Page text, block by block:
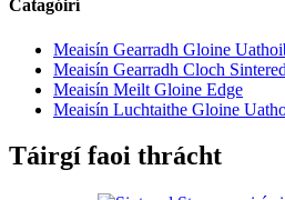
Catagóirí
Meaisín Gearradh Gloine
Meaisín Gearradh Cloch Sintered
Meaisín Meilt Gloine Edge
Meaisín Luchtaithe Gloine
Táirgí faoi thrácht